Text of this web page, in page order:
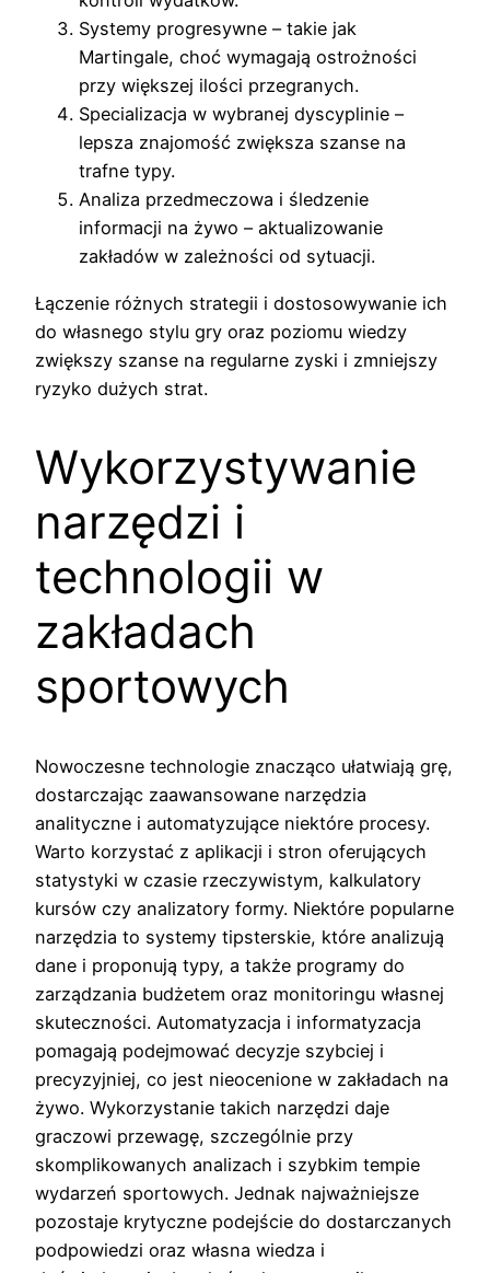
Systemy progresywne – takie jak
Martingale, choć wymagają ostrożności
przy większej ilości przegranych.
Specializacja w wybranej dyscyplinie –
lepsza znajomość zwiększa szanse na
trafne typy.
Analiza przedmeczowa i śledzenie
informacji na żywo – aktualizowanie
zakładów w zależności od sytuacji.
Łączenie różnych strategii i dostosowywanie ich
do własnego stylu gry oraz poziomu wiedzy
zwiększy szanse na regularne zyski i zmniejszy
ryzyko dużych strat.
Wykorzystywanie
narzędzi i
technologii w
zakładach
sportowych
Nowoczesne technologie znacząco ułatwiają grę,
dostarczając zaawansowane narzędzia
analityczne i automatyzujące niektóre procesy.
Warto korzystać z aplikacji i stron oferujących
statystyki w czasie rzeczywistym, kalkulatory
kursów czy analizatory formy. Niektóre popularne
narzędzia to systemy tipsterskie, które analizują
dane i proponują typy, a także programy do
zarządzania budżetem oraz monitoringu własnej
skuteczności. Automatyzacja i informatyzacja
pomagają podejmować decyzje szybciej i
precyzyjniej, co jest nieocenione w zakładach na
żywo. Wykorzystanie takich narzędzi daje
graczowi przewagę, szczególnie przy
skomplikowanych analizach i szybkim tempie
wydarzeń sportowych. Jednak najważniejsze
pozostaje krytyczne podejście do dostarczanych
podpowiedzi oraz własna wiedza i